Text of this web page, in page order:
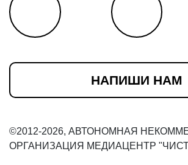
НАПИШИ НАМ
©2012-2026, АВТОНОМНАЯ
ОРГАНИЗАЦИЯ МЕДИАЦЕНТР